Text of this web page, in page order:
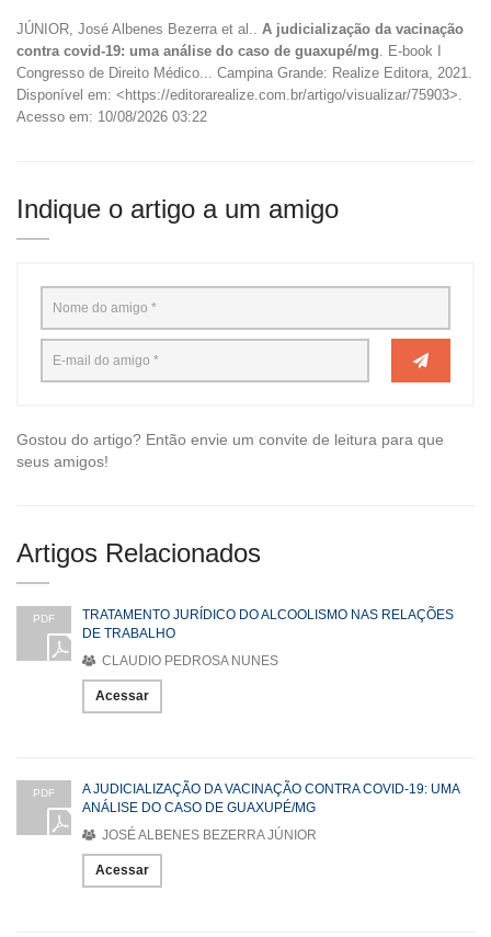
JÚNIOR, José Albenes Bezerra et al.. A judicialização da vacinação
contra covid-19: uma análise do caso de guaxupé/mg . E-book I
Congresso de Direito Médico... Campina Grande: Realize Editora, 2021.
Disponível em: <https://editorarealize.com.br/artigo/visualizar/75903>.
Acesso em: 10/08/2026 03:22
Indique o artigo a um amigo
Gostou do artigo? Então envie um convite de leitura para que
seus amigos!
Artigos Relacionados
PDF
TRATAMENTO JURÍDICO DO ALCOOLISMO NAS RELAÇÕES
DE TRABALHO
CLAUDIO PEDROSA NUNES
Acessar
PDF
A JUDICIALIZAÇÃO DA VACINAÇÃO CONTRA COVID-19: UMA
ANÁLISE DO CASO DE GUAXUPÉ/MG
JOSÉ ALBENES BEZERRA JÚNIOR
Acessar